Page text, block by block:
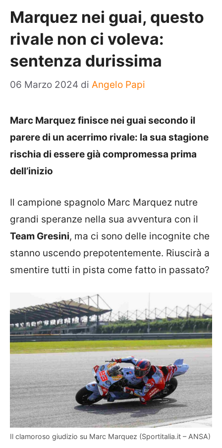
Marquez nei guai, questo
rivale non ci voleva:
sentenza durissima
06 Marzo 2024 di Angelo Papi
Marc Marquez finisce nei guai secondo il
parere di un acerrimo rivale: la sua stagione
rischia di essere già compromessa prima
dell’inizio
Il campione spagnolo Marc Marquez nutre
grandi speranze nella sua avventura con il
Team Gresini, ma ci sono delle incognite che
stanno uscendo prepotentemente. Riuscirà a
smentire tutti in pista come fatto in passato?
Il clamoroso giudizio su Marc Marquez (Sportitalia.it – ANSA)